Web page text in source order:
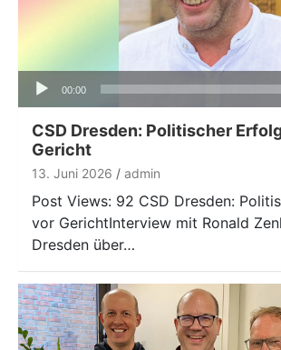
Audio-
Player
00:00
CSD Dresden: Politischer
Gericht
13. Juni 2026 admin
Post Views: 92 CSD Dresden:
vor GerichtInterview mit Ronald
Dresden über…